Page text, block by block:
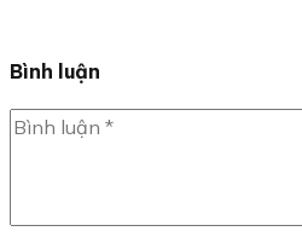
Bình luận